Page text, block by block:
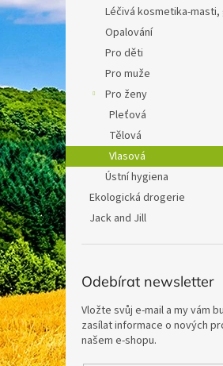
e
Léčivá kosmetika-
Opalování
Pro děti
Pro muže
Pro ženy
Pleťová
Tělová
Vlasová
Ústní hygiena
Ekologická drogerie
Jack and Jill
Odebírat newsletter
Vložte svůj e-mail a my vám
zasílat informace o nových
našem e-shopu.